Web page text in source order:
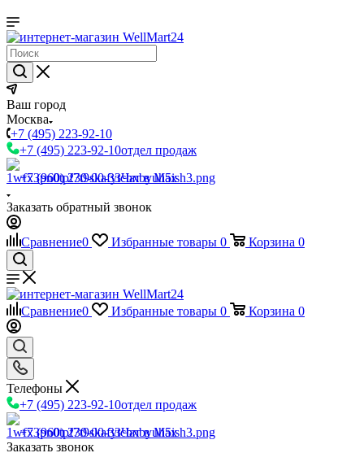
Ваш город
Москва
+7 (495) 223-92-10
+7 (495) 223-92-10отдел продаж
+7 (960) 230-00-33Чат в Max
Заказать обратный звонок
Сравнение0 Избранные товары 0 Корзина 0
Сравнение0 Избранные товары 0 Корзина 0
Телефоны
+7 (495) 223-92-10отдел продаж
+7 (960) 230-00-33Чат в Max
Заказать звонок